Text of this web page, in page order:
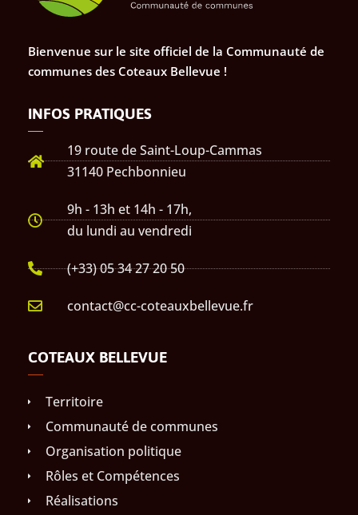
Bienvenue sur le site officiel de la Communauté de
communes des Coteaux Bellevue !
INFOS PRATIQUES
19 route de Saint-Loup-Cammas
31140 Pechbonnieu
9h - 13h et 14h - 17h,
du lundi au vendredi
(+33) 05 34 27 20 50
contact@cc-coteauxbellevue.fr
COTEAUX BELLEVUE
Territoire
Communauté de communes
Organisation politique
Rôles et Compétences
Réalisations